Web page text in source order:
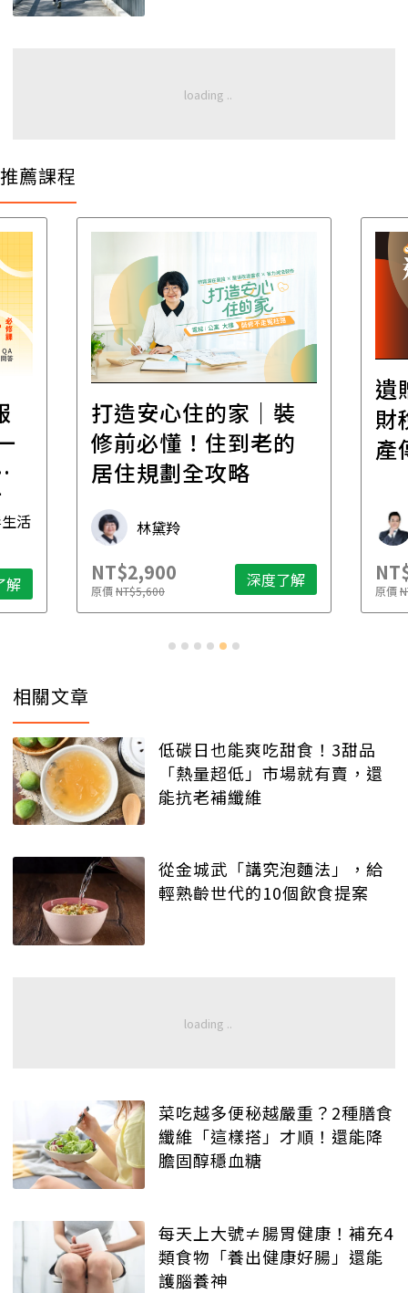
推薦課程
活
解
打造安心住的家｜裝
修前必懂！住到老的
居住規劃全攻略
林黛羚
NT$2,900
原價NT$5,600 深度了解
遺
財
產
原價
相關文章
低碳日也能爽吃甜食！3甜品
「熱量超低」市場就有賣，還
能抗老補纖維
從金城武「講究泡麵法」，給
輕熟齡世代的10個飲食提案
菜吃越多便秘越嚴重？2種膳食
纖維「這樣搭」才順！還能降
膽固醇穩血糖
每天上大號≠腸胃健康！補充4
類食物「養出健康好腸」還能
護腦養神